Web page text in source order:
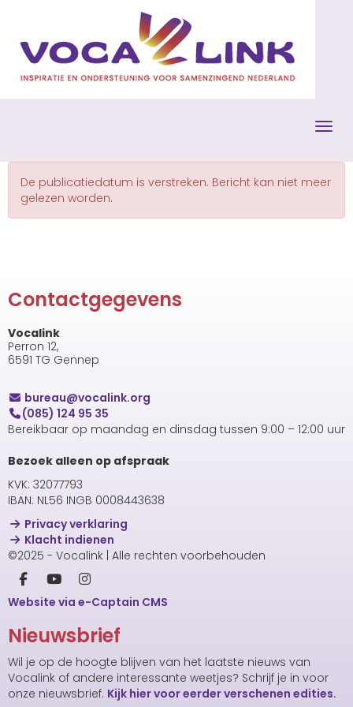
De publicatiedatum is verstreken. Bericht kan niet meer
gelezen worden.
Contactgegevens
Vocalink
Perron 12,
6591 TG Gennep
uaerub@vocalink.org
(085) 124 95 35
Bereikbaar op maandag en dinsdag tussen 9:00 – 12:00 uur
Bezoek alleen op afspraak
KVK: 32077793
IBAN: NL56 INGB 0008443638
Privacy verklaring
Klacht indienen
©2025 - Vocalink | Alle rechten voorbehouden
Website via e-Captain CMS
Nieuwsbrief
Wil je op de hoogte blijven van het laatste nieuws van
Vocalink of andere interessante weetjes? Schrijf je in voor
onze nieuwsbrief. Kijk hier voor eerder verschenen edities.